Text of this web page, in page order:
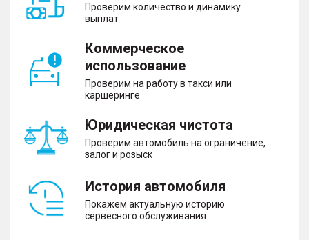
Проверим количество и динамику
выплат
Коммерческое
использование
Проверим на работу в такси или
каршеринге
Юридическая чистота
Проверим автомобиль на ограничение,
залог и розыск
История автомобиля
Покажем актуальную историю
сервесного обслуживания